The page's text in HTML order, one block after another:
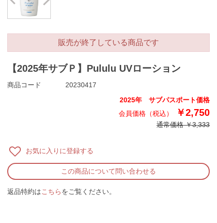
【2025年サブＰ】Pululu UVローション
2025年 サブパスポート価格
￥2,750
通常価格 ￥3,333
商品コード 20230417
お気に入りに登録する
販売が終了している商品です
この商品について問い合わせる
返品特約はこちらをご覧ください。